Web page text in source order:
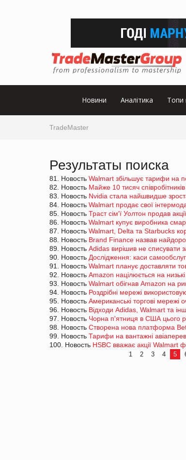
Новини Аналітика Топи
TradeMaster
Результаты поиска
81. Новость Walmart збільшує тарифи на
82. Новость Майже 10 тисяч
83. Новость Nvidia стала найшвидше
84. Новость Walmart продає свої
85. Новость Траст сім'ї Уолтон продав
86. Новость Walmart купує виробника
87. Новость Walmart, Delta та Starbucks
88. Новость Brand Finance назвав
89. Новость Adidas вирішив не списувати
90. Новость Дослідження: каси
91. Новость Walmart планує доставляти
92. Новость Amazon націлюється на
93. Новость Walmart обігнав Amazon на
94. Новость Роздрібні мережі
95. Новость Американські торгові мережі
96. Новость Відходи Adidas, Walmart та
97. Новость Чорна п'ятниця в США цього
98. Новость Створена нова платформа
99. Новость Тарифи на вантажні
100. Новость HSBC вважає акції
1 2 3 4 5